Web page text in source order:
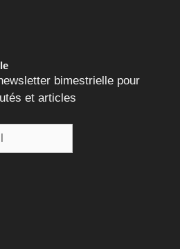
bimestrielle pour
et articles